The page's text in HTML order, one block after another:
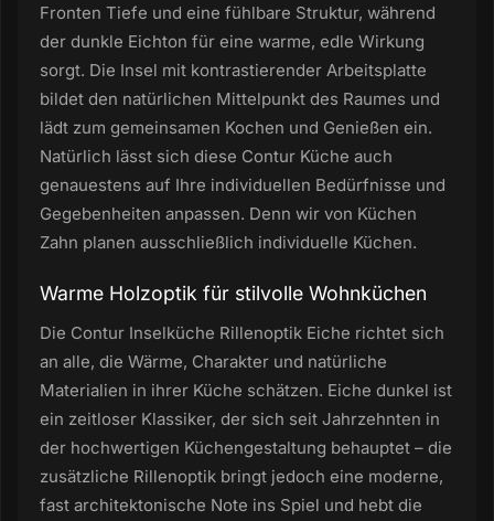
Fronten Tiefe und eine fühlbare Struktur, während
der dunkle Eichton für eine warme, edle Wirkung
sorgt. Die Insel mit kontrastierender Arbeitsplatte
bildet den natürlichen Mittelpunkt des Raumes und
lädt zum gemeinsamen Kochen und Genießen ein.
Natürlich lässt sich diese Contur Küche auch
genauestens auf Ihre individuellen Bedürfnisse und
Gegebenheiten anpassen. Denn wir von Küchen
Zahn planen ausschließlich individuelle Küchen.
Warme Holzoptik für stilvolle Wohnküchen
Die Contur Inselküche Rillenoptik Eiche richtet sich
an alle, die Wärme, Charakter und natürliche
Materialien in ihrer Küche schätzen. Eiche dunkel ist
ein zeitloser Klassiker, der sich seit Jahrzehnten in
der hochwertigen Küchengestaltung behauptet – die
zusätzliche Rillenoptik bringt jedoch eine moderne,
fast architektonische Note ins Spiel und hebt die